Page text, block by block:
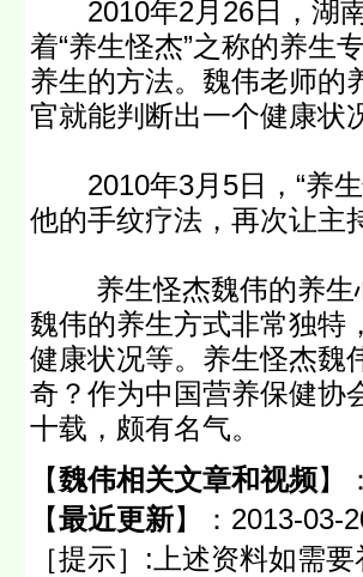
2010年2月26日，湖南
着“养生怪杰”之称的养生
养生的方法。魏伟老师的
官就能判断出一个健康状
2010年3月5日，“养生
他的手纹疗法，再次让主
养生怪杰魏伟的养生心
魏伟的养生方式非常独特
健康状况等。养生怪杰魏
奇？作为中国营养保健协
十载，颇有名气。
【魏伟相关文章和视频】
【最近更新】： 2013-03-
［提示］:上述资料如需